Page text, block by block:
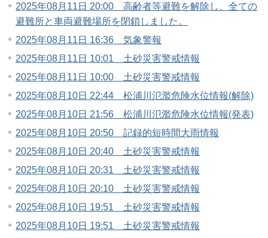
2025年08月11日 20:00 高齢者等避難を解除し、全ての
避難所と車両避難場所を閉鎖しました。
2025年08月11日 16:36 気象警報
2025年08月11日 10:01 土砂災害警戒情報
2025年08月11日 10:00 土砂災害警戒情報
2025年08月10日 22:44 松浦川氾濫危険水位情報(解除)
2025年08月10日 21:56 松浦川氾濫危険水位情報(発表)
2025年08月10日 20:50 記録的短時間大雨情報
2025年08月10日 20:40 土砂災害警戒情報
2025年08月10日 20:31 土砂災害警戒情報
2025年08月10日 20:10 土砂災害警戒情報
2025年08月10日 19:51 土砂災害警戒情報
2025年08月10日 19:51 土砂災害警戒情報